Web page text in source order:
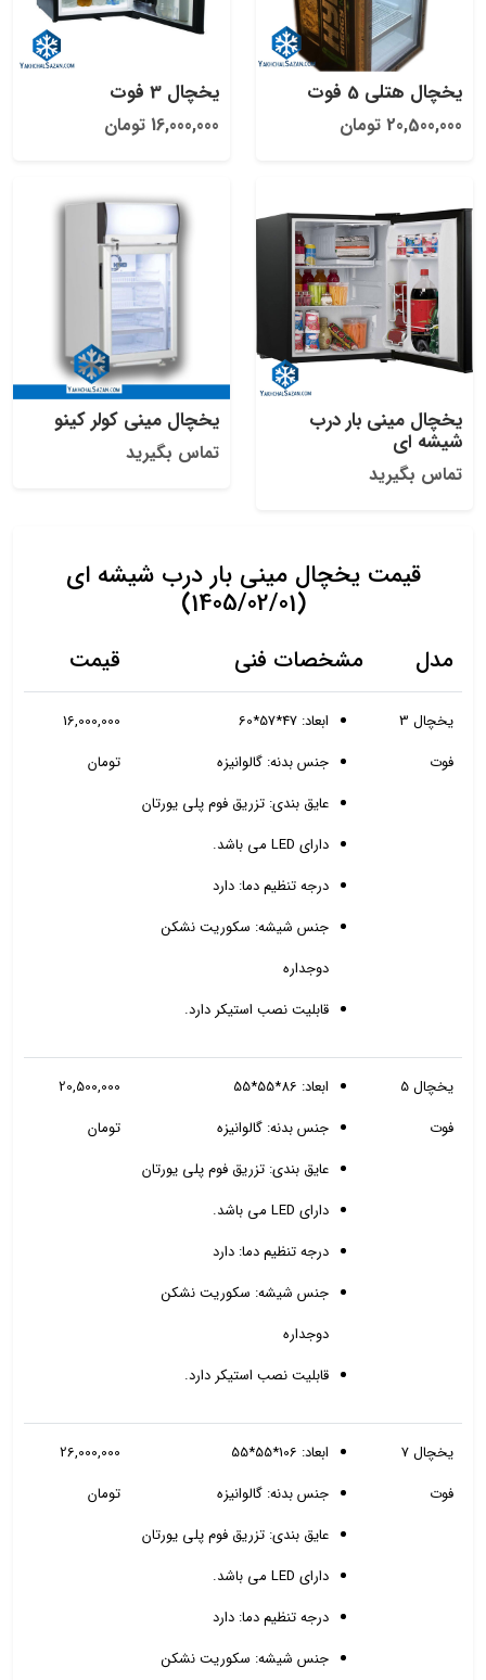
یخچال هتلی 5 فوت
20,500,000 تومان
یخچال 3 فوت
16,000,000 تومان
یخچال مینی بار درب
شیشه ای
تماس بگیرید
یخچال مینی کولر کینو
تماس بگیرید
قیمت یخچال مینی بار درب شیشه ای
(1405/02/01)
مدل مشخصات فنی قیمت
یخچال 3
فوت
ابعاد: 47*57*60
جنس بدنه: گالوانیزه
عایق بندی: تزریق فوم پلی یورتان
دارای LED می باشد.
درجه تنظیم دما: دارد
جنس شیشه: سکوریت نشکن
دوجداره
قابلیت نصب استیکر دارد.
16,000,000
تومان
یخچال 5
فوت
ابعاد: 86*55*55
جنس بدنه: گالوانیزه
عایق بندی: تزریق فوم پلی یورتان
دارای LED می باشد.
درجه تنظیم دما: دارد
جنس شیشه: سکوریت نشکن
دوجداره
قابلیت نصب استیکر دارد.
20,500,000
تومان
یخچال 7
فوت
ابعاد: 106*55*55
جنس بدنه: گالوانیزه
عایق بندی: تزریق فوم پلی یورتان
دارای LED می باشد.
درجه تنظیم دما: دارد
جنس شیشه: سکوریت نشکن
26,000,000
تومان